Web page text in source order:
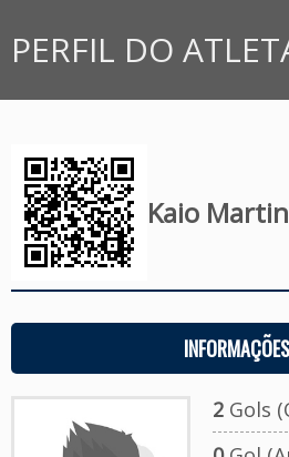
PERFIL DO
Kaio
2Gols